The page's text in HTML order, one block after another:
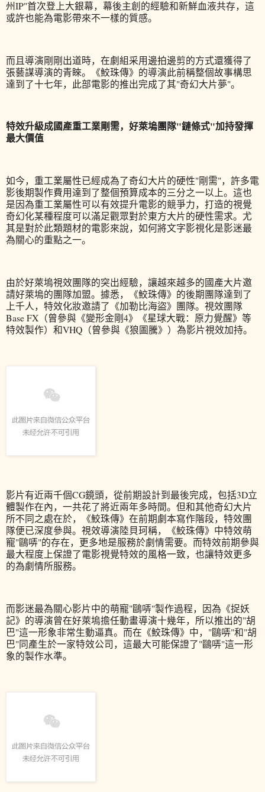
州IP"首次登上大銀幕，幕後主創的經驗和新鮮血液共存，這
或許也能為電影帶來不一樣的質感。
而且導演剛剛出道時，在劇組采用邊拍邊剪的方式還獲得了
張藝謀導演的青睞。《鮫珠傳》的導演此前稱整個故事構思
達到了十七年，此部電影的推出完成了其"奇幻大片夢"。
特效升級成國產重工業剛需，好萊塢團隊"鏈條式"加持發揮
最大價值
如今，重工業屬性已經成為了奇幻大片的硬性"剛需"，許多電
影後期製作費用達到了整個預算成本的三分之一以上。這也
是因為重工業屬性可以有效提升電影的競爭力，打造的視覺
奇幻化某種程度可以滿足觀眾對於東方大片的硬性需求。尤
其是對於此類題材的電影來說，如何將文字影視化是影迷最
為關心的重點之一。
由於好萊塢視效團隊的突出經驗，讓越來越多的國產大片邀
請好萊塢的團隊加盟。據悉，《鮫珠傳》的後期團隊達到了
上千人，特效化妝邀請了《加勒比海盜》團隊。視效團隊
Base FX（曾參與《變形金剛4》《星球大戰：原力覺醒》等
特效製作）和VHQ（曾參與《狼圖騰》）為影片視效加持。
影片有近兩千個CG鏡頭，從前期設計到最後完成，包括3D立
體製作在內，一共花了將近兩年多時間。但和其他奇幻大片
所不同之處在於，《鮫珠傳》在前期劇本寫作階段，特效團
隊便已深度參與。視效導演陸貝珂稱，《鮫珠傳》中特效萌
寵"鷗哢"的存在，更多地是服務於劇情需要。而特效前期參與
最大程度上保證了電影視覺特效的風格一致，也讓特效更多
的為劇情所服務。
而影迷最為關心影片中的萌寵"鷗哢"製作過程，因為《捉妖
記》的導演曾在好萊塢擔任動畫導演十幾年，所以推出的"胡
巴"這一形象非常生動逼真。而在《鮫珠傳》中，"鷗哢"和"胡
巴"同產生於一家特效公司，這最大可能保證了"鷗哢"這一形
象的製作水準。